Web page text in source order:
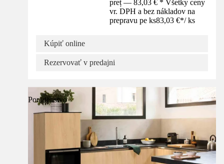
preț — 83,03 € * Všetky ceny
vr. DPH a bez nákladov na
prepravu pe ks83,03 €*/ ks
Kúpiť online
Rezervovať v predajni
Poradenstvo